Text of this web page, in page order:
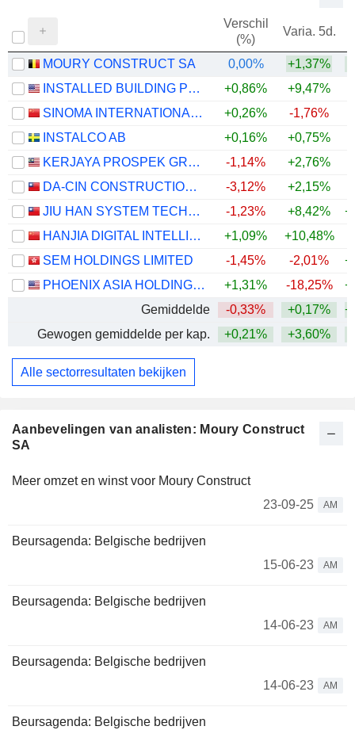
Aanbevelingen van analisten: Moury Construct
SA
Meer omzet en winst voor Moury Construct
23-09-25
AM
Beursagenda: Belgische bedrijven
15-06-23
AM
Beursagenda: Belgische bedrijven
14-06-23
AM
Beursagenda: Belgische bedrijven
14-06-23
AM
Beursagenda: Belgische bedrijven
Verschil
(%)
Varia. 5d.
MOURY CONSTRUCT SA 0,00% +1,37%
INSTALLED BUILDING PRODUCTS, INC.
+0,86% +9,47%
SINOMA INTERNATIONAL ENGINEERING CO.,LTD
+0,26% -1,76%
INSTALCO AB
+0,16% +0,75%
KERJAYA PROSPEK GROUP
-1,14% +2,76%
DA-CIN CONSTRUCTION CO.,LTD.
-3,12% +2,15%
JIU HAN SYSTEM TECHNOLOGY CO., LTD.
-1,23% +8,42%
HANJIA DIGITAL INTELLIGENCE SCIENCE AND TECHNOLOGY GROUP CO., LTD.
+1,09% +10,48%
SEM HOLDINGS LIMITED
-1,45% -2,01%
PHOENIX ASIA HOLDINGS LIMITED
+1,31% -18,25%
Gemiddelde
-0,33% +0,17%
Gewogen gemiddelde per kap.
+0,21% +3,60%
Alle sectorresultaten bekijken